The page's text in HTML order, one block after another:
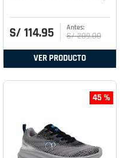
S/ 114.95 S/ 209.00
VER PRODUCTO
45 %